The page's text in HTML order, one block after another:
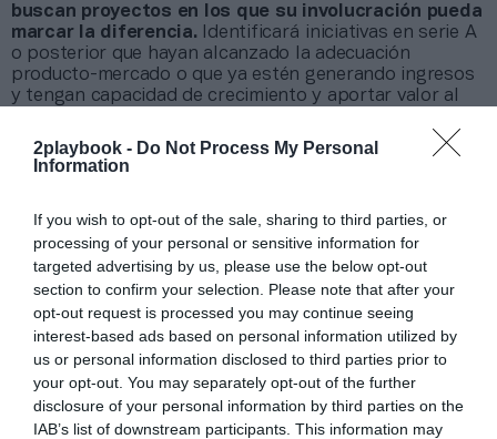
2playbook - Do Not Process My Personal
Information
If you wish to opt-out of the sale, sharing to third parties, or
processing of your personal or sensitive information for
targeted advertising by us, please use the below opt-out
section to confirm your selection. Please note that after your
opt-out request is processed you may continue seeing
interest-based ads based on personal information utilized by
us or personal information disclosed to third parties prior to
your opt-out. You may separately opt-out of the further
disclosure of your personal information by third parties on the
IAB’s list of downstream participants. This information may
Índex
buscan proyectos en los que su involucración pueda
marcar la diferencia. Identificará iniciativas en serie A
o posterior que hayan alcanzado la adecuación
producto-mercado o que ya estén generando ingresos
y tengan capacidad de crecimiento y aportar valor al
Añadir2Playbook
ACTIVAR AHORA
Compartir
Imprimir